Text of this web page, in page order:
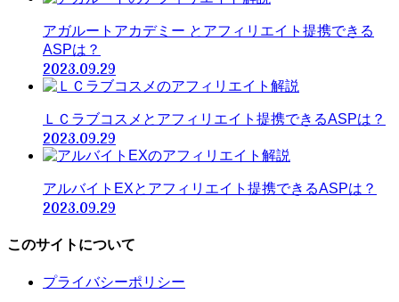
アガルートアカデミー とアフィリエイト提携できる
ASPは？
2023.09.29
ＬＣラブコスメとアフィリエイト提携できるASPは？
2023.09.29
アルバイトEXとアフィリエイト提携できるASPは？
2023.09.29
このサイトについて
プライバシーポリシー